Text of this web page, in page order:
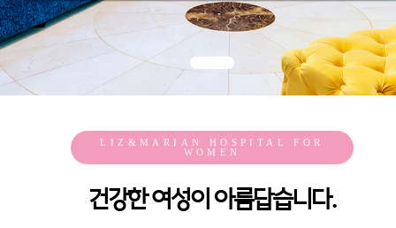
LIZ&MARIAN HOSPITAL FOR
WOMEN
건강한 여성이 아름답습니다.